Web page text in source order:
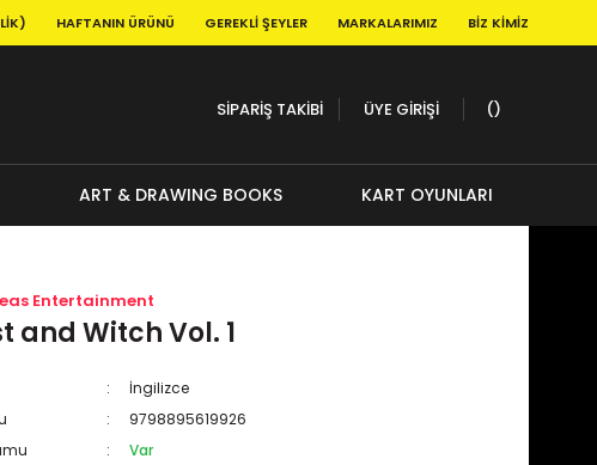
HAFTANIN ÜRÜNÜ GEREKLI ŞEYLER MARKALARIMIZ BIZ KIMIZ
SİPARİŞ TAKİBİ ÜYE GİRİŞİ
ART & DRAWING BOOKS KART OYUNLARI
Entertainment
and Witch Vol. 1
İngilizce
9798895619926
Var